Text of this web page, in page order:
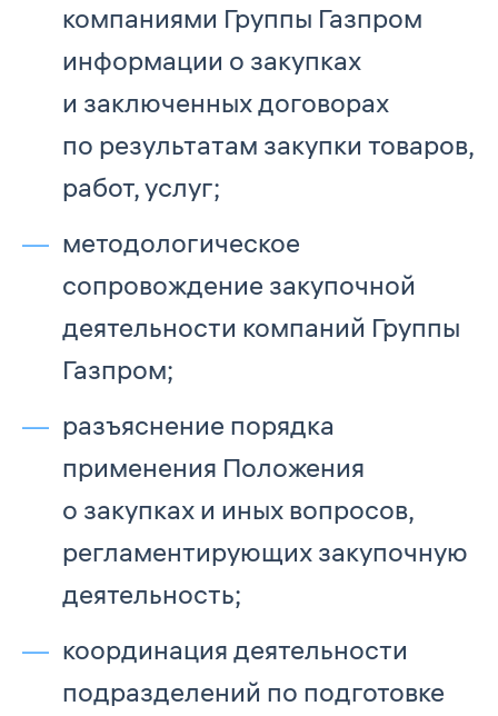
компаниями Группы Газпром
информации о закупках
и заключенных договорах
по результатам закупки товаров,
работ, услуг;
методологическое
сопровождение закупочной
деятельности компаний Группы
Газпром;
разъяснение порядка
применения Положения
о закупках и иных вопросов,
регламентирующих закупочную
деятельность;
координация деятельности
подразделений по подготовке